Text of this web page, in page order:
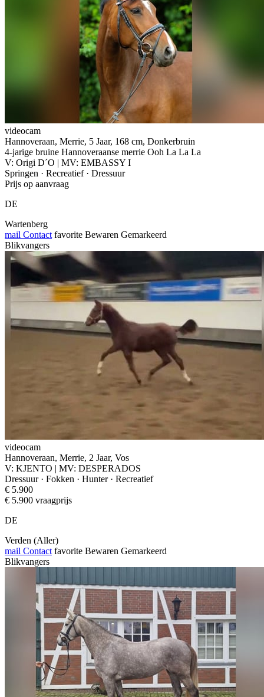
videocam
Hannoveraan, Merrie, 5 Jaar, 168 cm, Donkerbruin
4-jarige bruine Hannoveraanse merrie Ooh La La La
V: Origi D´O | MV: EMBASSY I
Springen · Recreatief · Dressuur
Prijs op aanvraag
DE
Wartenberg
mail Contact favorite Bewaren Gemarkeerd
Blikvangers
videocam
Hannoveraan, Merrie, 2 Jaar, Vos
V: KJENTO | MV: DESPERADOS
Dressuur · Fokken · Hunter · Recreatief
€ 5.900
€ 5.900 vraagprijs
DE
Verden (Aller)
mail Contact favorite Bewaren Gemarkeerd
Blikvangers